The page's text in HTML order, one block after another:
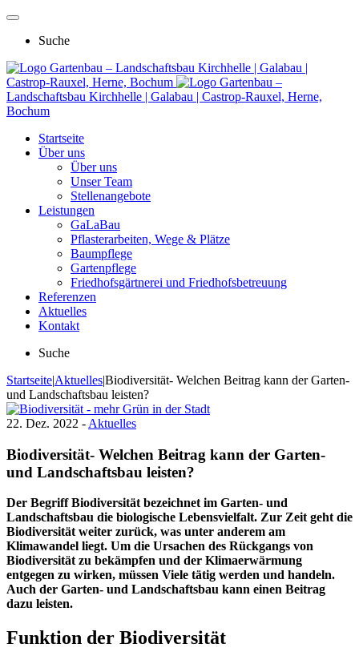
Suche
Gartenbau – Landschaftsbau Kirchhelle | Galabau |
Castrop-Rauxel, Herne, Bochum
Gartenbau –
Landschaftsbau Kirchhelle | Galabau | Castrop-Rauxel, Herne,
Bochum
Startseite
Über uns
Über uns
Unser Team
Stellenangebote
Leistungen
GaLaBau
Pflasterarbeiten, Wege & Plätze
Baumpflege
Gartenpflege
Friedhofsgärtnerei und Friedhofsbetreuung
Referenzen
Aktuelles
Kontakt
Suche
Startseite|Aktuelles|Biodiversität- Welchen Beitrag kann der Garten-
und Landschaftsbau leisten?
22. Dez. 2022 - Aktuelles
Biodiversität- Welchen Beitrag kann der Garten-
und Landschaftsbau leisten?
Der Begriff Biodiversität bezeichnet im Garten- und
Landschaftsbau die biologische Lebensvielfalt. Zur Zeit geht die
Biodiversität weiter zurück, was unter anderem am
Klimawandel liegt. Um die Ursachen des Rückgangs von
Biodiversität zu bekämpfen und der Klimaerwärmung
entgegen zu wirken, müssen Viele tätig werden und handeln.
Auch der Garten- und Landschaftsbau kann einen Beitrag
dazu leisten.
Funktion der Biodiversität